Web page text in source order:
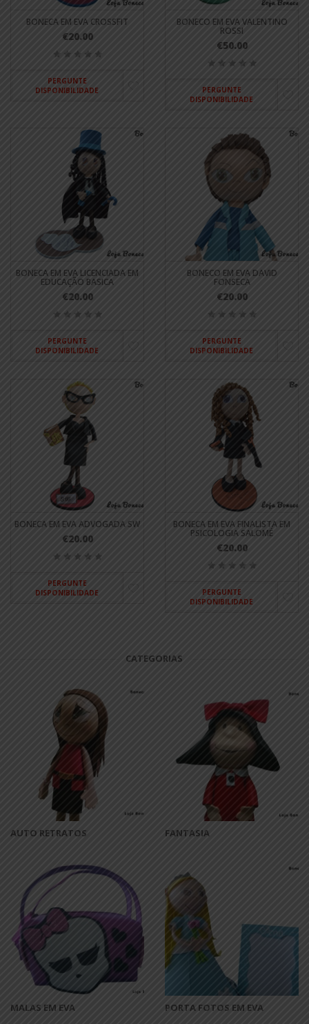
BONECA EM EVA CROSSFIT
€20.00
PERGUNTE
DISPONIBILIDADE
BONECO EM EVA VALENTINO
ROSSI
€50.00
PERGUNTE
DISPONIBILIDADE
BONECA EM EVA LICENCIADA EM
EDUCAÇÃO BASICA
€20.00
PERGUNTE
DISPONIBILIDADE
BONECO EM EVA DAVID
FONSECA
€20.00
PERGUNTE
DISPONIBILIDADE
BONECA EM EVA ADVOGADA SW
€20.00
PERGUNTE
DISPONIBILIDADE
BONECA EM EVA FINALISTA EM
PSICOLOGIA SALOMÉ
€20.00
PERGUNTE
DISPONIBILIDADE
CATEGORIAS
AUTO RETRATOS FANTASIA
MALAS EM EVA PORTA FOTOS EM EVA